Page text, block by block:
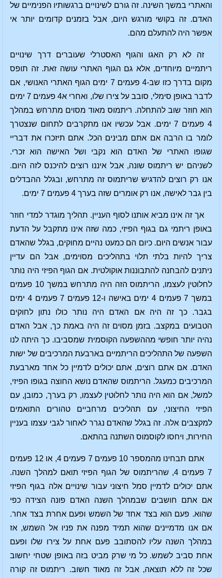
והאתרי במשך השינה. זה גורם לשינויים ברגשותיו הפנימיים של
האדם. זה בקושי מורגש היום, אבל בזמנים קדומים יותר אי
אפשר היה להתעלם מהם.
זה לא רק האגו והגוף האסטרלי שעוברים דרך שינויים
ריתמיים מיוחדים, אלא גם הגוף האתרי עושה זאת. זה תופס
מקום בדרך כזו שב-4 פעמים 7 ימים הגוף האתרי האנושי, אם
לדבר באופן סימלי, סובב על צירו שלו, ואחרי א4 פעמים 7 ימים
הוא חוזר שוב להתחלה. ריתמוס מאוד מסוים מתרחש במהלך
4 פעמים 7 ימים. אבל עכשיו אנו מתקרבים לתחום שנצטרך
לומר בו הרבה אם אתם מבינים הכל. אתם תיזכרו את דבריי
שגופו האתרי של האדם הוא נקבי ושל האישה הוא זכרי.
לשניהם יש ריתמוס שונה, אבל איננו רוצים להיכנס לזה היום.
אנו רק רוצים להדגיש שריתמוס זה מתרחש, ובגלל ההבדלים
בין גבר לאישה, אנו רק אומרים שזה בערך 4 פעמים 7 ימים.
אך זה אינו מביא אותנו לסוף העניין. תהליך מוגדר למדי חוזר
באופן ריתמי גם בגוף הפיזי, כמה שזה אינו מתקבל על הדעת
עבור אנשים היום. כיום הם כמעט נהיים מחוקים, בגלל שהאדם
צריך להיות בלתי תלוי בתהליכים מסוימים, אבל הם עדיין
ניתנים להבחנה להתבוננות אוקולטית. אם הגוף הפיזי היה נותר
לחלוטין לעצמו, הריתמוס הזה היה מתרחש במשך 10 פעמים
במשך 7 פעמים 4 ימים באישה ו-12 פעמים 7 פעמים 4 ימים
בגבר. כך זה היה אם האדם היה נותר כולו נתון לחוקים
הטבועים במקצב. בזמן מסוים זה היה באמת כך, אבל האדם
נהיה יותר חופשי מההשפעה הקוסמית שמסביבו. כך היתה לנו
השפעה של התהליכים הריתמיים בארבעת המרכיבים של ישות
האדם. אם אתם רוצים, אתם יכולים לדמיין כל אחד מארבעת
המרכיבים כמעגל. הריתמוס שהאדם נושא החוצה בגופו הפיזי,
למשל, אם הוא היה נותר לחלוטין לעצמו, רק בערך, כמובן, עם
הפיזי החיצוני, עם תהליכים מרחביים טהורים התואמים
למקצבים אלה. זה בגלל שהאדם נגרר לאחור לגבי עצמו בעניין
החירות, ויחסו לקוסמוס השתנה בהתאם.
אתם תבחינו מהמספר 10 פעמים 7 פעמים 4, או 12 פעמים
7 פעמים 4, שהריתמוס של הגוף הפיזי תואם למהלך השנה.
אתם יכולים לדמיין סמל חיצוני עבור שינויים אלה בגוף הפיזי
אם אתם חושבים שבמהלך השנה האדם פונה הצידה כפי
שהוא. פעם הוא בצד אחד של השמש ופעם אחרת בצד אחר.
אם אנו מדמיינים שהוא תמיד מפנה את פניו אל השמש, אז
במהלך השנה עליו להסתובב פעם אחת על צירו שלו ופעם
אחת סביב לשמש. כל מי שרק מביט בזה באופן שטחי יחשוב
שכל זה ללא תוצאה, אבל זה מאוד חשוב. ריתמוס זה קורה